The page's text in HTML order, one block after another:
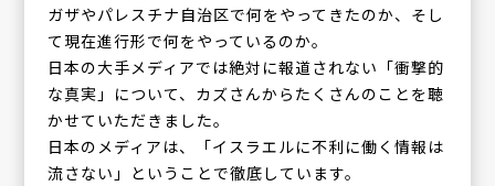
ガザやパレスチナ自治区で何をやってきたのか、そし
て現在進行形で何をやっているのか。
日本の大手メディアでは絶対に報道されない「衝撃的
な真実」について、カズさんからたくさんのことを聴
かせていただきました。
日本のメディアは、「イスラエルに不利に働く情報は
流さない」ということで徹底しています。